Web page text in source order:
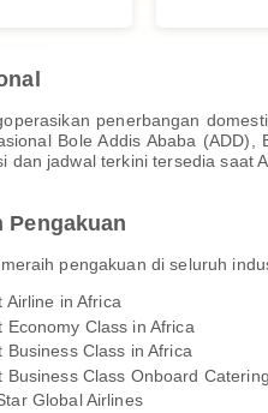
penerbangan
Bole Addis Ababa
dan jadwal terkini tersedia saat
Pengakuan
pengakuan di seluruh
Airline in Africa
Economy Class in Africa
Business Class in Africa
Business Class Onboard
Global Airlines